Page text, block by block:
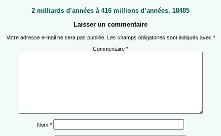
2 milliards d’années à 416 millions d’années. 18485
Laisser un commentaire
Votre adresse e-mail ne sera pas publiée. Les champs obligatoires sont indiqués avec *
Commentaire *
Nom *